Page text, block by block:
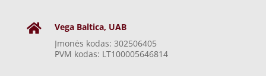

Vega Baltica, UAB
Įmonės kodas: 302506405
PVM kodas: LT100005646814